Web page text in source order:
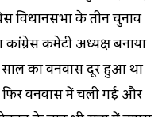
विधानसभा के तीन चुनाव
कमेटी अध्यक्ष बनाया
का वनवास दूर हुआ था
वनवास में चली गई और